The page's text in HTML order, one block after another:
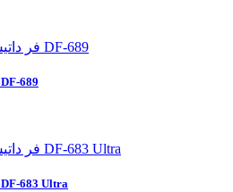
فر داتیس توکار برقی مدل DF-689
فر داتیس توکار برقی مدل DF-683 Ultra